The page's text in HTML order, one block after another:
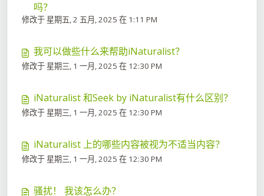
吗？
修改于 星期五, 2 五月, 2025 在 1:11 PM
我可以做些什么来帮助iNaturalist？
修改于 星期三, 1 一月, 2025 在 12:30 PM
iNaturalist 和Seek by iNaturalist有什么区别？
修改于 星期三, 1 一月, 2025 在 12:30 PM
iNaturalist 上的哪些内容被视为不适当内容？
修改于 星期三, 1 一月, 2025 在 12:30 PM
骚扰！ 我该怎么办？